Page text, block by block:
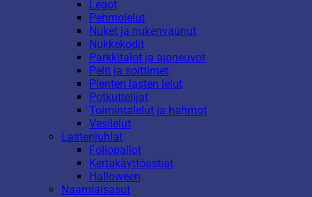
Legot
Pehmolelut
Nuket ja nukenvaunut
Nukkekodit
Parkkitalot ja ajoneuvot
Pelit ja soittimet
Pienten lasten lelut
Potkuttelijat
Toimintalelut ja hahmot
Vesilelut
Lastenjuhlat
Foliopallot
Kertakäyttöastiat
Halloween
Naamiaisasut